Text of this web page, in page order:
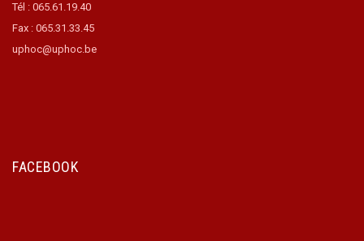
Tél : 065.61.19.40
Fax : 065.31.33.45
uphoc@uphoc.be
FACEBOOK